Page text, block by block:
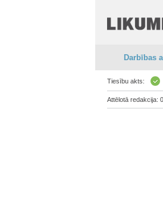
Darbības
Tiesību akts:
Attēlotā redakcija: